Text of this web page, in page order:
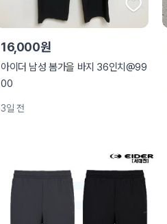
16,000원
아이더 남성 봄가을 바지 36인치@99
00
3일 전